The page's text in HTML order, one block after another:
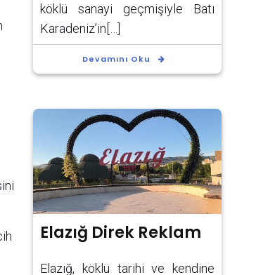
köklü sanayi geçmişiyle Batı
Karadeniz’in[…]
Devamını Oku
Elazığ Direk Reklam
Elazığ, köklü tarihi ve kendine